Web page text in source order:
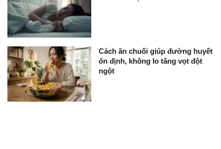
Cách ăn chuối giúp đường huyết
ổn định, không lo tăng vọt đột
ngột